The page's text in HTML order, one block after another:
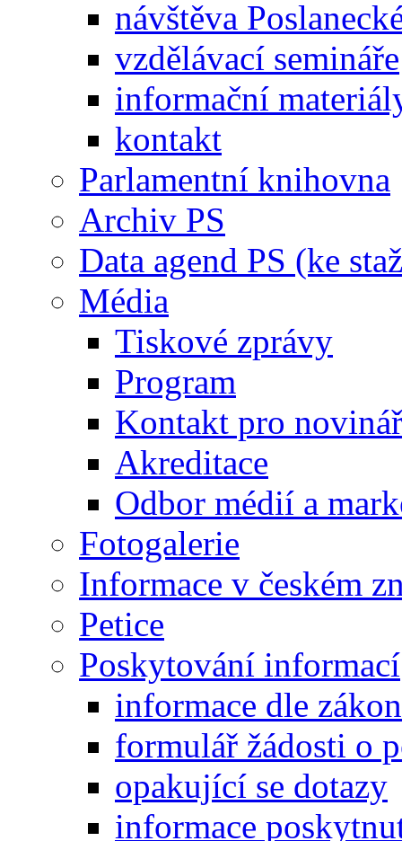
návštěva
vzdělávací semináře
informační
kontakt
Parlamentní knihovna
Archiv PS
Data agend PS (ke
Média
Tiskové zprávy
Program
Kontakt pro
Akreditace
Odbor médií a
Fotogalerie
Informace v českém
Petice
Poskytování informací
informace dle
formulář žádosti o
opakující se dotazy
informace